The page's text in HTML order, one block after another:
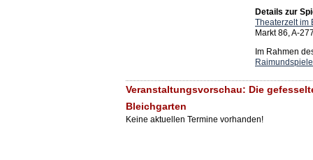
Details zur
Theaterzelt im
Markt 86, A-
Im Rahmen
Veranstaltungsvorschau: Die
Bleichgarten
Keine aktuellen Termine vorhanden!